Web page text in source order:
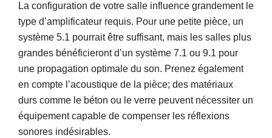
La configuration de votre salle influence grandement le
type d’amplificateur requis. Pour une petite pièce, un
système 5.1 pourrait être suffisant, mais les salles plus
grandes bénéficieront d’un système 7.1 ou 9.1 pour
une propagation optimale du son. Prenez également
en compte l’acoustique de la pièce; des matériaux
durs comme le béton ou le verre peuvent nécessiter un
équipement capable de compenser les réflexions
sonores indésirables.